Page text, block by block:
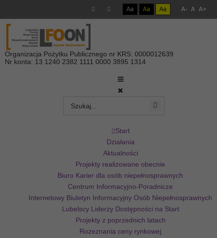
Aa Aa Aa A- A A+
Organizacja Pożytku Publicznego nr KRS: 0000012639
Nr konta: 13 1240 2382 1111 0000 3895 1314
Start
Działania
Aktualności
Projekty realizowane obecnie
Biuro Karier dla osób niepełnosprawnych
Centrum Informacyjno-Poradnicze
Internetowy Biuletyn Informacyjny Osób Niepełnosprawnych
Lubelscy Liderzy Dostępności na Start
Projekty z poprzednich latach
Rozeznania ceny rynkowej